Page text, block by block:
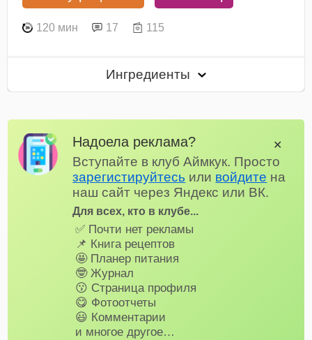
120 мин 17 115
Ингредиенты
Надоела реклама?
Вступайте в клуб Аймкук. Просто
зарегистируйтесь или войдите на
наш сайт через Яндекс или ВК.
Для всех, кто в клубе...
✅ Почти нет рекламы
📌 Книга рецептов
🤩 Планер питания
🤓 Журнал
😗 Страница профиля
😋 Фотоотчеты
😃 Комментарии
и многое другое…
✕